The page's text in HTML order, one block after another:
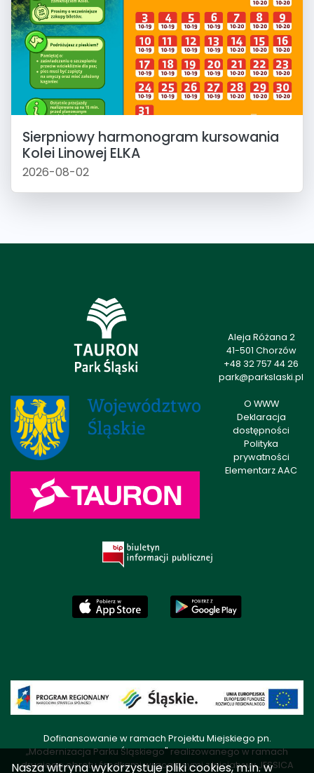
Sierpniowy harmonogram kursowania
Kolei Linowej ELKA
2026-08-02
Aleja Różana 2
41-501 Chorzów
+48 32 757 44 26
park@parkslaski.pl
O WWW
Deklaracja
dostępności
Polityka
prywatności
Elementarz AAC
Dofinansowanie w ramach Projektu Miejskiego pn.
„Modernizacja Parku Śląskiego" realizowanego w ramach
drugiego obrotu środkami wracającymi z Inicjatywy JESSICA
Nasza witryna wykorzystuje pliki cookies, m.in. w